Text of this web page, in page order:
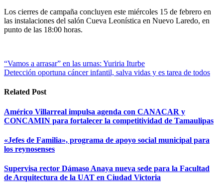
Los cierres de campaña concluyen este miércoles 15 de febrero en
las instalaciones del salón Cueva Leonística en Nuevo Laredo, en
punto de las 18:00 horas.
Navegación
de
entradas
“Vamos a arrasar” en las urnas: Yuriria Iturbe
Detección oportuna cáncer infantil, salva vidas y es tarea de todos
Related Post
Américo Villarreal impulsa agenda con CANACAR y
CONCAMIN para fortalecer la competitividad de Tamaulipas
«Jefes de Familia», programa de apoyo social municipal para
los reynosenses
Supervisa rector Dámaso Anaya nueva sede para la Facultad
de Arquitectura de la UAT en Ciudad Victoria